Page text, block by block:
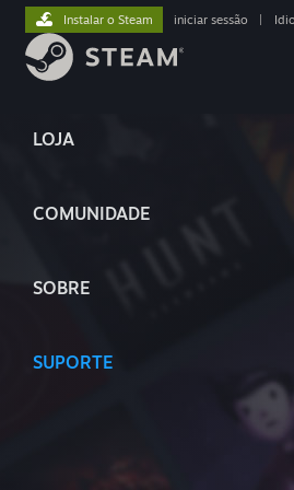
LOJA
COMUNIDADE
SOBRE
SUPORTE
Instalar o Steam iniciar sessão